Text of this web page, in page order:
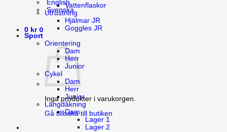
English
Svenska
0 kr 0
Inga produkter i varukorgen.
Gå tillbaka till butiken
Vattenflaskor
Utrustning
Hjälmar JR
Goggles JR
Sport
Orientering
Dam
Herr
Junior
Cykel
Dam
Herr
Junior
Längdåkning
Dam
Lager 1
Lager 2